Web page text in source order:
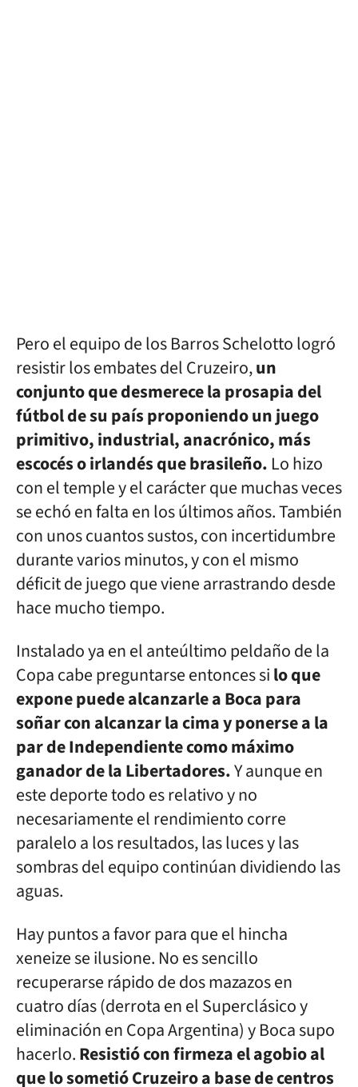
Pero el equipo de los Barros Schelotto logró
resistir los embates del Cruzeiro,un
conjunto que desmerece la prosapia del
fútbol de su país proponiendo un juego
primitivo, industrial, anacrónico, más
escocés o irlandés que brasileño. Lo hizo
con el temple y el carácter que muchas veces
se echó en falta en los últimos años. También
con unos cuantos sustos, con incertidumbre
durante varios minutos, y con el mismo
déficit de juego que viene arrastrando desde
hace mucho tiempo.
Instalado ya en el anteúltimo peldaño de la
Copa cabe preguntarse entonces silo que
expone puede alcanzarle a Boca para
soñar con alcanzar la cima y ponerse a la
par de Independiente como máximo
ganador de la Libertadores.Y aunque en
este deporte todo es relativo y no
necesariamente el rendimiento corre
paralelo a los resultados, las luces y las
sombras del equipo continúan dividiendo las
aguas.
Hay puntos a favor para que el hincha
xeneize se ilusione. No es sencillo
recuperarse rápido de dos mazazos en
cuatro días (derrota en el Superclásico y
eliminación en Copa Argentina) y Boca supo
hacerlo.Resistió con firmeza el agobio al
que lo sometió Cruzeiro a base de centros